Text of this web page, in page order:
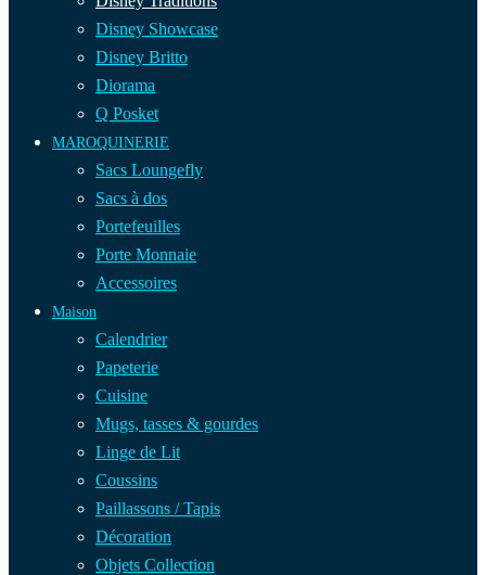
Disney Showcase
Disney Britto
Diorama
Q Posket
MAROQUINERIE
Sacs Loungefly
Sacs à dos
Portefeuilles
Porte Monnaie
Accessoires
Maison
Calendrier
Papeterie
Cuisine
Mugs, tasses & gourdes
Linge de Lit
Coussins
Paillassons / Tapis
Décoration
Objets Collection